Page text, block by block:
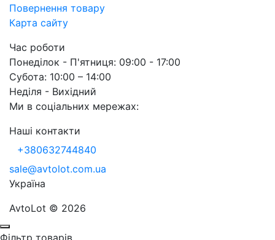
Повернення товару
Карта сайту
Час роботи
Понеділок - П'ятниця: 09:00 - 17:00
Субота: 10:00 – 14:00
Неділя - Вихідний
Ми в соціальних мережах:
Наші контакти
+380632744840
sale@avtolot.com.ua
Українa
AvtoLot © 2026
Фільтр товарів